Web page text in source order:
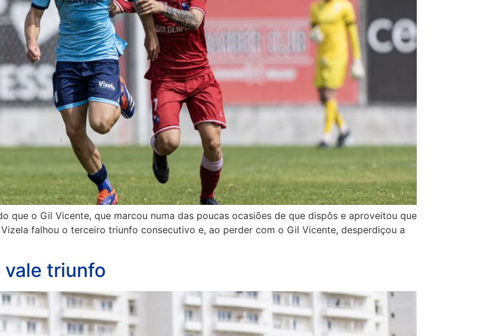
que o Gil Vicente, que marcou numa das poucas ocasiões de que dispôs e aproveitou que
falhou o terceiro triunfo consecutivo e, ao perder com o Gil Vicente, desperdiçou a
vale triunfo